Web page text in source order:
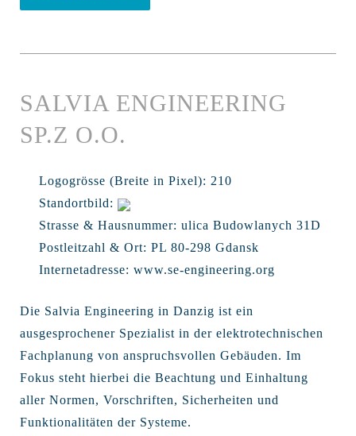
SALVIA ENGINEERING
SP.Z O.O.
Logogrösse (Breite in Pixel): 210
Standortbild:
Strasse & Hausnummer: ulica Budowlanych 31D
Postleitzahl & Ort: PL 80-298 Gdansk
Internetadresse: www.se-engineering.org
Die Salvia Engineering in Danzig ist ein
ausgesprochener Spezialist in der elektrotechnischen
Fachplanung von anspruchsvollen Gebäuden. Im
Fokus steht hierbei die Beachtung und Einhaltung
aller Normen, Vorschriften, Sicherheiten und
Funktionalitäten der Systeme.